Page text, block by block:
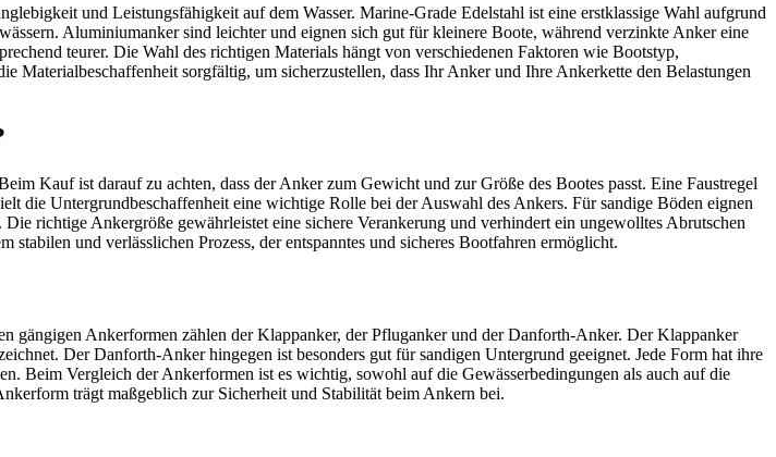
und Leistungsfähigkeit auf dem Wasser. Marine-Grade Edelstahl ist eine erstklassige Wahl aufgrund
Aluminiumanker sind leichter und eignen sich gut für kleinere Boote, während verzinkte Anker eine
teurer. Die Wahl des richtigen Materials hängt von verschiedenen Faktoren wie Bootstyp,
sorgfältig, um sicherzustellen, dass Ihr Anker und Ihre Ankerkette den Belastungen
Kauf ist darauf zu achten, dass der Anker zum Gewicht und zur Größe des Bootes passt. Eine Faustregel
die Untergrundbeschaffenheit eine wichtige Rolle bei der Auswahl des Ankers. Für sandige Böden eignen
richtige Ankergröße gewährleistet eine sichere Verankerung und verhindert ein ungewolltes Abrutschen
und verlässlichen Prozess, der entspanntes und sicheres Bootfahren ermöglicht.
gängigen Ankerformen zählen der Klappanker, der Pfluganker und der Danforth-Anker. Der Klappanker
Der Danforth-Anker hingegen ist besonders gut für sandigen Untergrund geeignet. Jede Form hat ihre
Beim Vergleich der Ankerformen ist es wichtig, sowohl auf die Gewässerbedingungen als auch auf die
trägt maßgeblich zur Sicherheit und Stabilität beim Ankern bei.